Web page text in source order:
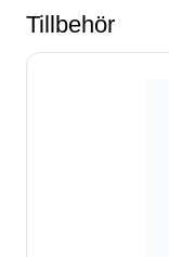
Tillbehör